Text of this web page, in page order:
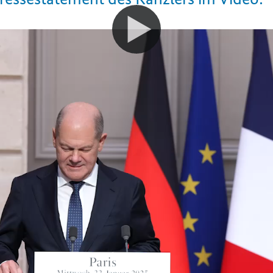
in Paris
der Pressestatements:
Macron
Herren, ich wünsche all denjenigen, denen
alles Beste für dieses neue Jahr.
lieber Olaf! Es ist mir eine sehr große
Élysée -Palast begrüßen zu dürfen, an